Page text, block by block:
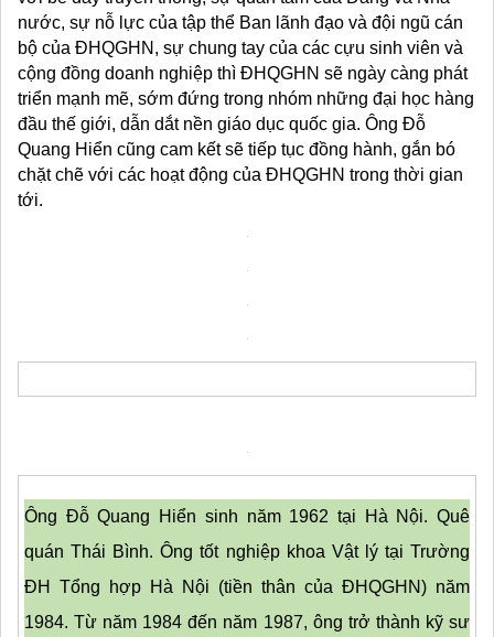
nước, sự nỗ lực của tập thể Ban lãnh đạo và đội ngũ cán
bộ của ĐHQGHN, sự chung tay của các cựu sinh viên và
cộng đồng doanh nghiệp thì ĐHQGHN sẽ ngày càng phát
triển mạnh mẽ, sớm đứng trong nhóm những đại học hàng
đầu thế giới, dẫn dắt nền giáo dục quốc gia. Ông Đỗ
Quang Hiển cũng cam kết sẽ tiếp tục đồng hành, gắn bó
chặt chẽ với các hoạt động của ĐHQGHN trong thời gian
tới.
Ông Đỗ Quang Hiển sinh năm 1962 tại Hà Nội. Quê
quán Thái Bình. Ông tốt nghiệp khoa Vật lý tại Trường
ĐH Tổng hợp Hà Nội (tiền thân của ĐHQGHN) năm
1984. Từ năm 1984 đến năm 1987, ông trở thành kỹ sư